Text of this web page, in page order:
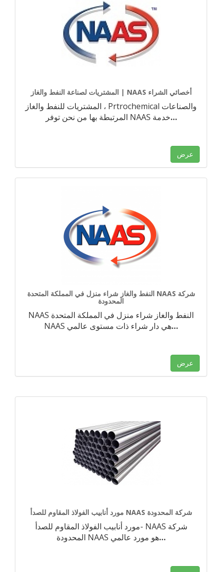
المشتريات لصناعة النفط والغاز | NAAS أخصائي الشراء
المشتريات للنفط والغاز ، Prtrochemical والصناعات
المرتبطة بها من نحن توفر NAAS خدمة…
عرض
النفط والغاز شراء منزل في المملكة المتحدة NAAS شركة
المحدودة
NAAS النفط والغاز شراء منزل في المملكة المتحدة
NAAS هي دار شراء ذات مستوى عالمي…
عرض
مورد أنابيب الفولاذ المقاوم للصدأ NAAS شركة المحدودة
مورد أنابيب الفولاذ المقاوم للصدأ- NAAS شركة
المحدودة NAAS هو مورد عالمي…